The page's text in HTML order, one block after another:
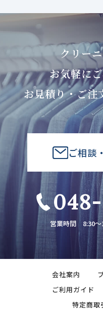
クリー
お気軽に
お見積り・ご注
ご相談
営業時間 8:30～
会社案内
ご利用ガイド
特定商取